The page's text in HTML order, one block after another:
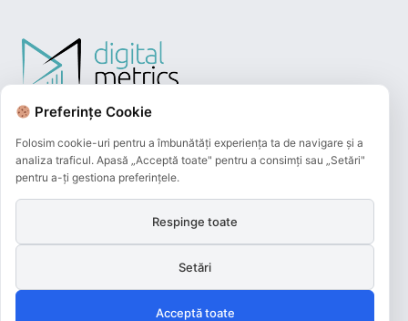
Plățile online efectuate pe acest site
sunt procesate de către Netopia Payments
și beneficiază de 3D-Secure.
Preferințe Cookie
Folosim cookie-uri pentru a îmbunătăți experiența ta de navigare și a
analiza traficul. Apasă „Acceptă toate" pentru a consimți sau „Setări"
pentru a-ți gestiona preferințele.
Respinge toate
Setări
Acceptă toate